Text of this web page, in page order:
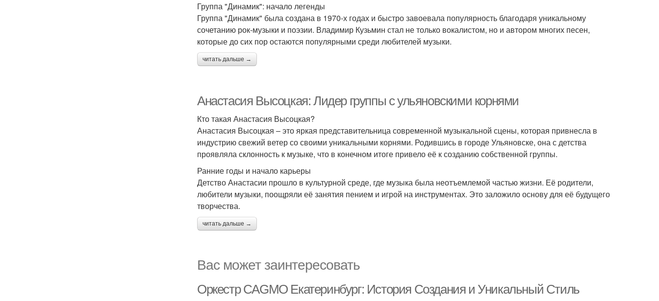
Группа "Динамик": начало легенды
Группа "Динамик" была создана в 1970-х годах и быстро завоевала популярность благодаря уникальному
сочетанию рок-музыки и поэзии. Владимир Кузьмин стал не только вокалистом, но и автором многих песен,
которые до сих пор остаются популярными среди любителей музыки.
читать дальше →
Анастасия Высоцкая: Лидер группы с ульяновскими корнями
Кто такая Анастасия Высоцкая?
Анастасия Высоцкая – это яркая представительница современной музыкальной сцены, которая привнесла в
индустрию свежий ветер со своими уникальными корнями. Родившись в городе Ульяновске, она с детства
проявляла склонность к музыке, что в конечном итоге привело её к созданию собственной группы.
Ранние годы и начало карьеры
Детство Анастасии прошло в культурной среде, где музыка была неотъемлемой частью жизни. Её родители,
любители музыки, поощряли её занятия пением и игрой на инструментах. Это заложило основу для её будущего
творчества.
читать дальше →
Вас может заинтересовать
Оркестр CAGMO Екатеринбург: История Создания и Уникальный Стиль